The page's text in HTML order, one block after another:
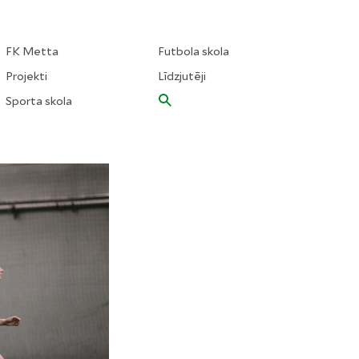
FK Metta
Projekti
Sporta skola
Futbola skola
Līdzjutēji